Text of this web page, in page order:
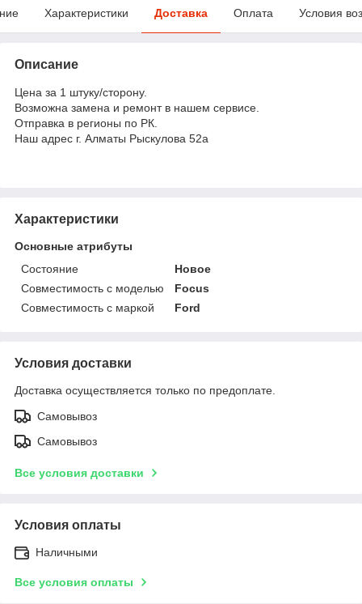
Характеристики Доставка Оплата Условия
Описание
Цена за 1 штуку/сторону.
Возможна замена и ремонт в нашем сервисе.
Отправка в регионы по РК.
Наш адрес г. Алматы Рыскулова 52а
Характеристики
Основные атрибуты
Состояние
Новое
Совместимость с моделью
Focus
Совместимость с маркой
Ford
Условия доставки
Доставка осуществляется только по предоплате.
Самовывоз
Самовывоз
Все условия доставки
Условия оплаты
Наличными
Все условия оплаты